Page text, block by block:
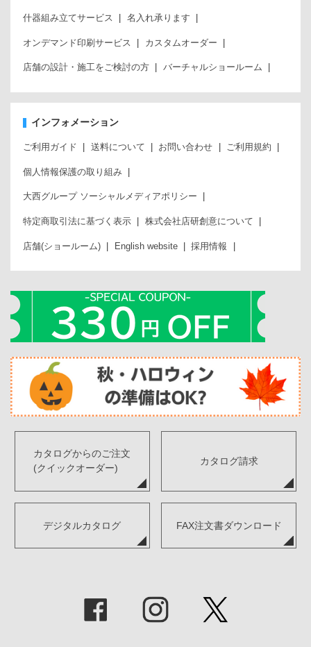
什器組み立てサービス 名入れ承ります
オンデマンド印刷サービス カスタムオーダー
店舗の設計・施工をご検討の方 バーチャルショールーム
インフォメーション
ご利用ガイド 送料について お問い合わせ ご利用規約
個人情報保護の取り組み
大西グループ ソーシャルメディアポリシー
特定商取引法に基づく表示 株式会社店研創意について
店舗(ショールーム) English website 採用情報
カタログからのご注文
(クイックオーダー)
カタログ請求
デジタルカタログ FAX注文書ダウンロード